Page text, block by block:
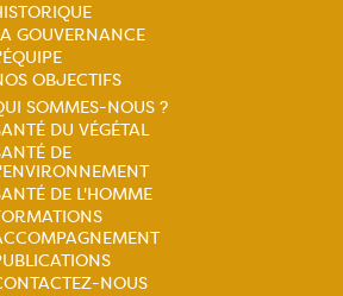
GOUVERNANCE
OBJECTIFS
SOMMES-NOUS ?
DU VÉGÉTAL
DE
DE L'HOMME
NOUS